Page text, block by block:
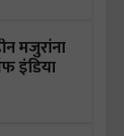
मजुरांना
इंडिया